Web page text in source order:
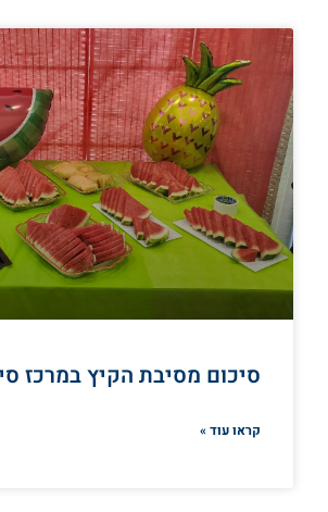
סיכום מסיבת הקיץ במרכז
קראו עוד »